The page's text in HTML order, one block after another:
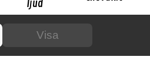
ljud
Visa